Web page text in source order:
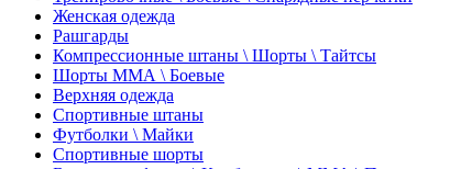
Женская одежда
Рашгарды
Компрессионные штаны \ Шорты \ Тайтсы
Шорты ММА \ Боевые
Верхняя одежда
Спортивные штаны
Футболки \ Майки
Спортивные шорты